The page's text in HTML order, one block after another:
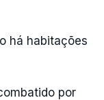
há habitações
por